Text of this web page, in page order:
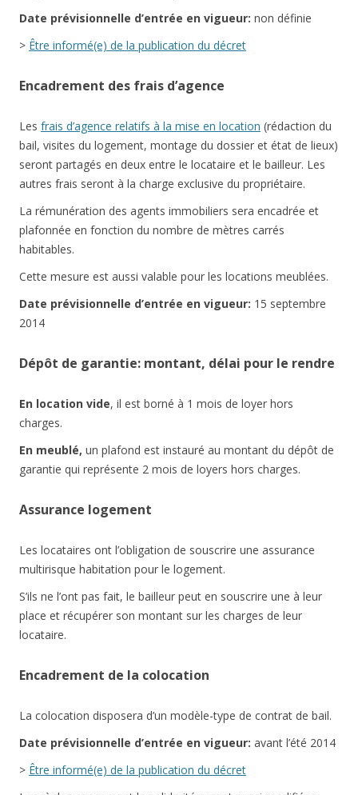
Date prévisionnelle d’entrée en vigueur: non définie
> Être informé(e) de la publication du décret
Encadrement des frais d’agence
Les frais d’agence relatifs à la mise en location (rédaction du
bail, visites du logement, montage du dossier et état de lieux)
seront partagés en deux entre le locataire et le bailleur. Les
autres frais seront à la charge exclusive du propriétaire.
La rémunération des agents immobiliers sera encadrée et
plafonnée en fonction du nombre de mètres carrés
habitables.
Cette mesure est aussi valable pour les locations meublées.
Date prévisionnelle d’entrée en vigueur: 15 septembre
2014
Dépôt de garantie: montant, délai pour le rendre
En location vide, il est borné à 1 mois de loyer hors
charges.
En meublé, un plafond est instauré au montant du dépôt de
garantie qui représente 2 mois de loyers hors charges.
Assurance logement
Les locataires ont l’obligation de souscrire une assurance
multirisque habitation pour le logement.
S’ils ne l’ont pas fait, le bailleur peut en souscrire une à leur
place et récupérer son montant sur les charges de leur
locataire.
Encadrement de la colocation
La colocation disposera d’un modèle-type de contrat de bail.
Date prévisionnelle d’entrée en vigueur: avant l’été 2014
> Être informé(e) de la publication du décret